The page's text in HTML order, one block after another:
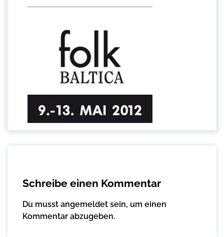
Schreibe einen Kommentar
Du musst angemeldet sein, um einen
Kommentar abzugeben.